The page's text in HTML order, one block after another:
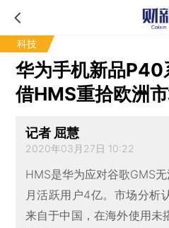
科技
华为手机新品P40
借HMS重拾欧洲
记者 屈慧
2020年03月27日 10:22
HMS是华为应对谷歌GMS
月活跃用户4亿。市场分析
来自于中国，在海外使用未